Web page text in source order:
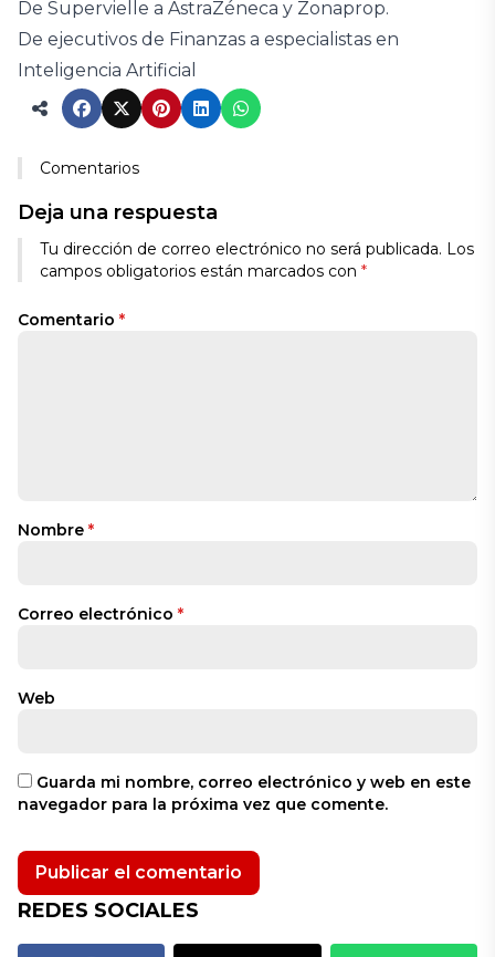
De Supervielle a AstraZéneca y Zonaprop.
De ejecutivos de Finanzas a especialistas en
Inteligencia Artificial
Comentarios
Deja una respuesta
Tu dirección de correo electrónico no será publicada. Los
campos obligatorios están marcados con *
Comentario *
Nombre *
Correo electrónico *
Web
Guarda mi nombre, correo electrónico y web en este
navegador para la próxima vez que comente.
REDES SOCIALES